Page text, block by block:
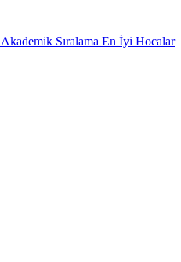
Akademik Sıralama En İyi Hocalar